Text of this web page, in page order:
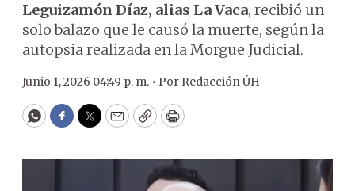
Leguizamón Díaz, alias La Vaca, recibió un
solo balazo que le causó la muerte, según la
autopsia realizada en la Morgue Judicial.
Junio 1, 2026 04:49 p. m. • Por Redacción ÚH
WhatsApp
Facebook
Twitter
EmailCopyPrint